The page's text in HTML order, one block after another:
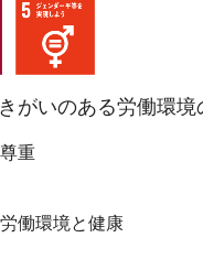
がいのある労働環境
重
働環境と健康